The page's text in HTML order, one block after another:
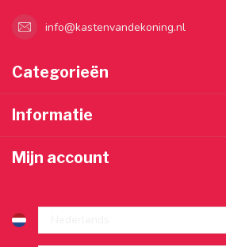
info@kastenvandekoning.nl
Categorieën
Informatie
Mijn account